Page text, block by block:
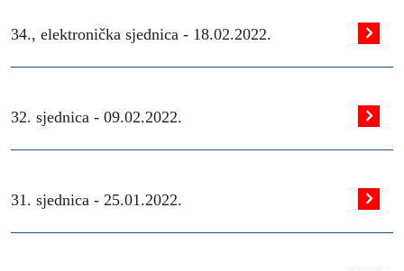
34., elektronička sjednica - 18.02.2022.
32. sjednica - 09.02.2022.
31. sjednica - 25.01.2022.